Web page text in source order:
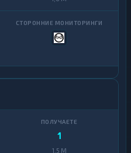
1
1,5 M